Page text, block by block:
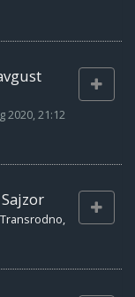
2020, 21:12
Transrodno,